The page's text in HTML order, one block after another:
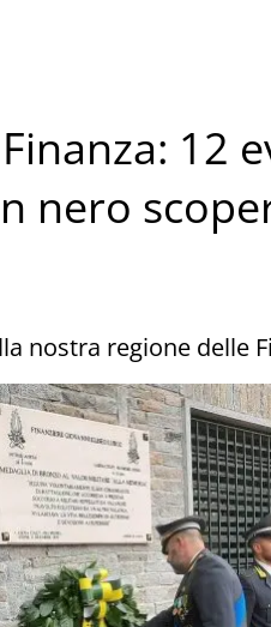
12
nero
nostra regione delle